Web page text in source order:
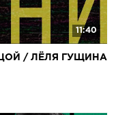
11:40
/ ЛЁЛЯ ГУЩИНА